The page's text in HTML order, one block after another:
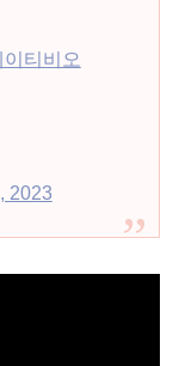
이티비오
2023